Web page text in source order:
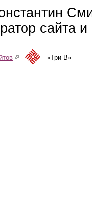
сайта
(link is external)«Три-В»